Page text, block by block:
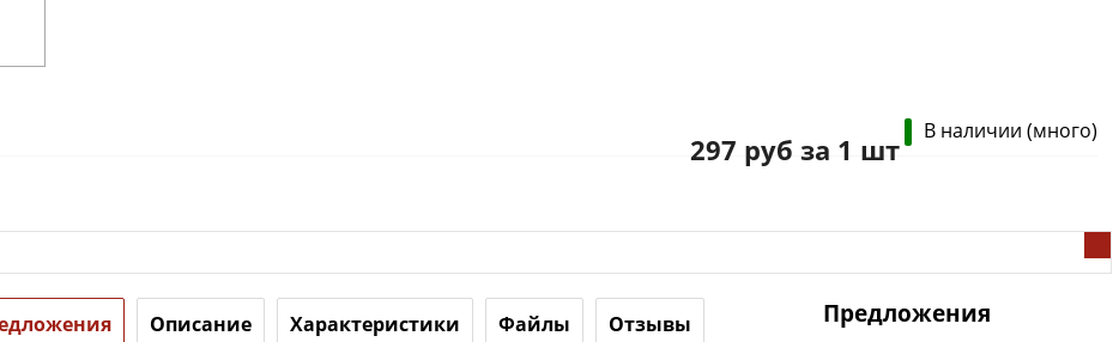
В наличии (много)
297 руб за 1 шт
Описание Характеристики Файлы Отзывы Предложения